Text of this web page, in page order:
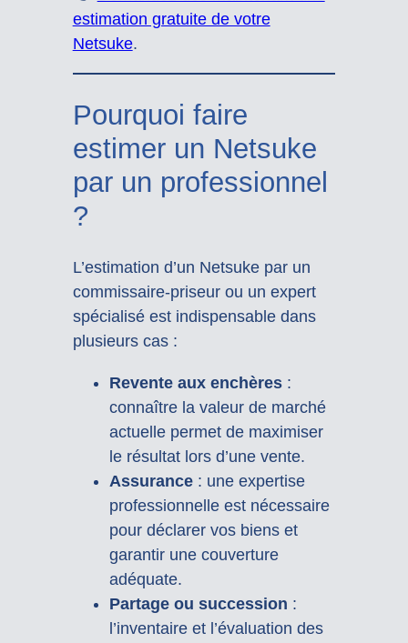
estimation gratuite de votre
Netsuke.
Pourquoi faire
estimer un Netsuke
par un professionnel
?
L’estimation d’un Netsuke par un
commissaire-priseur ou un expert
spécialisé est indispensable dans
plusieurs cas :
Revente aux enchères:
connaître la valeur de marché
actuelle permet de maximiser
le résultat lors d’une vente.
Assurance: une expertise
professionnelle est nécessaire
pour déclarer vos biens et
garantir une couverture
adéquate.
Partage ou succession :
l’inventaire et l’évaluation des